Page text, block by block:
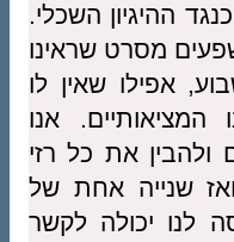
ההיגיון השכלי.
מסרט שראינו
אפילו שאין לו
אנו
ולהבין את כל רזי
שנייה אחת של
לנו יכולה לקשר